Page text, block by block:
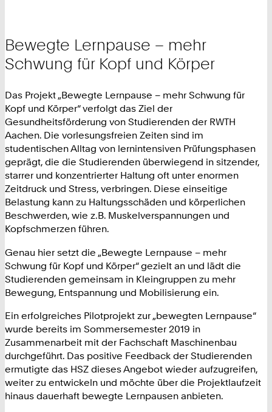
Bewegte Lernpause – mehr
Schwung für Kopf und Körper
Das Projekt „Bewegte Lernpause – mehr Schwung für
Kopf und Körper“ verfolgt das Ziel der
Gesundheitsförderung von Studierenden der RWTH
Aachen. Die vorlesungsfreien Zeiten sind im
studentischen Alltag von lernintensiven Prüfungsphasen
geprägt, die die Studierenden überwiegend in sitzender,
starrer und konzentrierter Haltung oft unter enormen
Zeitdruck und Stress, verbringen. Diese einseitige
Belastung kann zu Haltungsschäden und körperlichen
Beschwerden, wie z.B. Muskelverspannungen und
Kopfschmerzen führen.
Genau hier setzt die „Bewegte Lernpause – mehr
Schwung für Kopf und Körper“ gezielt an und lädt die
Studierenden gemeinsam in Kleingruppen zu mehr
Bewegung, Entspannung und Mobilisierung ein.
Ein erfolgreiches Pilotprojekt zur „bewegten Lernpause“
wurde bereits im Sommersemester 2019 in
Zusammenarbeit mit der Fachschaft Maschinenbau
durchgeführt. Das positive Feedback der Studierenden
ermutigte das HSZ dieses Angebot wieder aufzugreifen,
weiter zu entwickeln und möchte über die Projektlaufzeit
hinaus dauerhaft bewegte Lernpausen anbieten.